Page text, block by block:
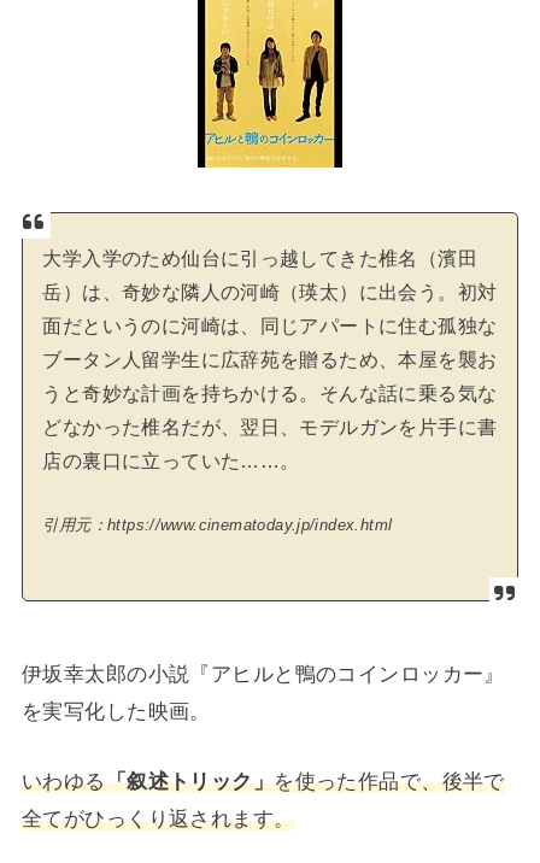
大学入学のため仙台に引っ越してきた椎名（濱田
岳）は、奇妙な隣人の河崎（瑛太）に出会う。初対
面だというのに河崎は、同じアパートに住む孤独な
ブータン人留学生に広辞苑を贈るため、本屋を襲お
うと奇妙な計画を持ちかける。そんな話に乗る気な
どなかった椎名だが、翌日、モデルガンを片手に書
店の裏口に立っていた……。
引用元：https://www.cinematoday.jp/index.html
伊坂幸太郎の小説『アヒルと鴨のコインロッカー』
を実写化した映画。
いわゆる「叙述トリック」を使った作品で、後半で
全てがひっくり返されます。